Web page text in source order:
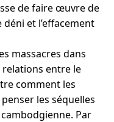
de faire œuvre de
et l’effacement
massacres dans
relations entre le
comment les
les séquelles
Par